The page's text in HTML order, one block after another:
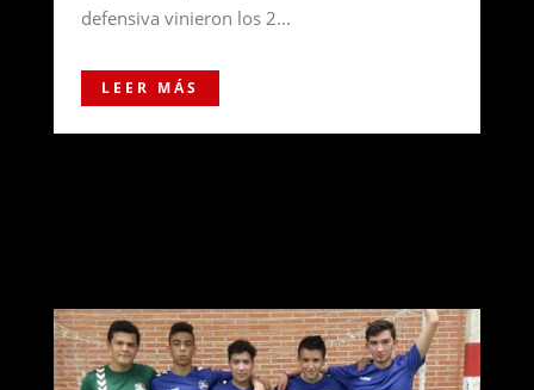
defensiva vinieron los 2...
LEER MÁS